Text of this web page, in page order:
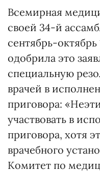
Всемирная
своей 34-й
сентябрь-октябрь
одобрила это
специальную
врачей в
приговора:
участвовать в
приговора, хотя
врачебного
Комитет по